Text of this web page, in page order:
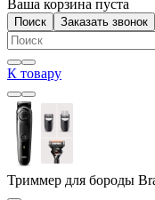
Ваша корзина пуста
Поиск Заказать звонок
К товару
Триммер для бороды